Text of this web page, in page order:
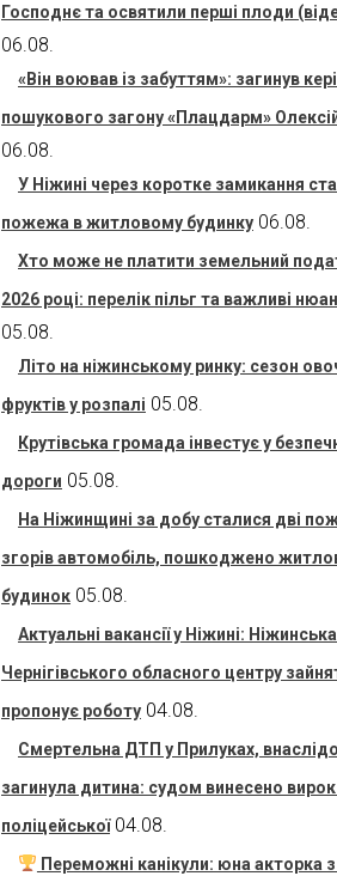
Господнє та освятили перші плоди
06.08.
«Він воював із забуттям»: загинув
пошукового загону «Плацдарм»
06.08.
У Ніжині через коротке замикання
пожежа в житловому будинку 06.08.
Хто може не платити земельний
2026 році: перелік пільг та важливі
05.08.
Літо на ніжинському ринку: сезон
фруктів у розпалі 05.08.
Крутівська громада інвестує у
дороги 05.08.
На Ніжинщині за добу сталися дві
згорів автомобіль, пошкоджено
будинок 05.08.
Актуальні вакансії у Ніжині:
Чернігівського обласного центру
пропонує роботу 04.08.
Смертельна ДТП у Прилуках,
загинула дитина: судом винесено
поліцейської 04.08.
Переможні канікули: юна акторка